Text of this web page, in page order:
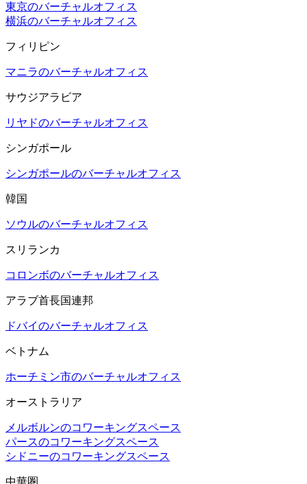
東京のバーチャルオフィス
横浜のバーチャルオフィス
フィリピン
マニラのバーチャルオフィス
サウジアラビア
リヤドのバーチャルオフィス
シンガポール
シンガポールのバーチャルオフィス
韓国
ソウルのバーチャルオフィス
スリランカ
コロンボのバーチャルオフィス
アラブ首長国連邦
ドバイのバーチャルオフィス
ベトナム
ホーチミン市のバーチャルオフィス
オーストラリア
メルボルンのコワーキングスペース
パースのコワーキングスペース
シドニーのコワーキングスペース